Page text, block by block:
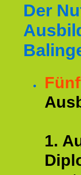
Der
1.